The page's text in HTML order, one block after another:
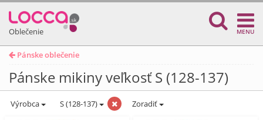
Oblečenie MENU
Pánske oblečenie
Pánske mikiny veľkosť S (128-137)
Výrobca S (128-137) Zoradiť